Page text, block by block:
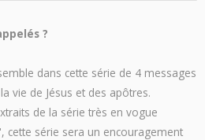
?
dans cette série de 4 messages
vie de Jésus et des apôtres.
de la série très en vogue
cette série sera un encouragement